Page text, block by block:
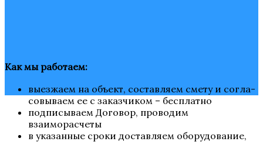
Как мы работаем:
выез­жа­ем на объ­ект, состав­ля­ем сме­ту и согла­
со­вы­ва­ем ее с заказ­чи­ком – бесплатно
под­пи­сы­ва­ем Дого­вор, про­во­дим
взаиморасчеты
в ука­зан­ные сро­ки достав­ля­ем обо­ру­до­ва­ние,